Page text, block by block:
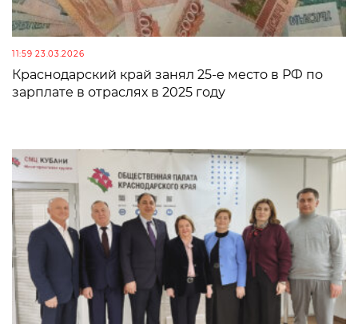
11:59 23.03.2026
Краснодарский край занял 25-е место в РФ по
зарплате в отраслях в 2025 году